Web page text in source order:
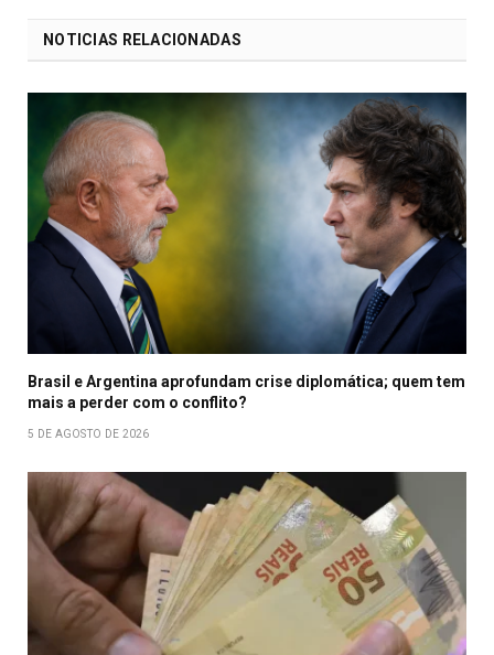
NOTICIAS RELACIONADAS
Brasil e Argentina aprofundam crise diplomática; quem tem
mais a perder com o conflito?
5 DE AGOSTO DE 2026